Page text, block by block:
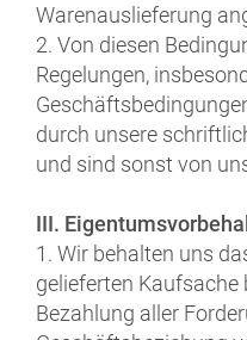
Warenauslieferung
2. Von diesen
Regelungen,
durch unsere
und sind sonst von
III.
1. Wir behalten uns
gelieferten
Bezahlung aller